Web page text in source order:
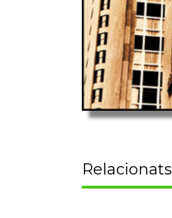
Relacionats